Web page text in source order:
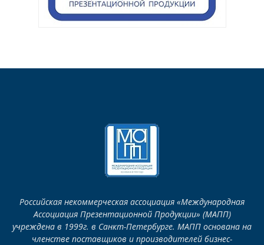
Российская некоммерческая ассоциация «Международная
Ассоциация Презентационной Продукции» (МАПП)
учреждена в 1999г. в Санкт-Петербурге. МАПП основана на
членстве поставщиков и производителей бизнес-